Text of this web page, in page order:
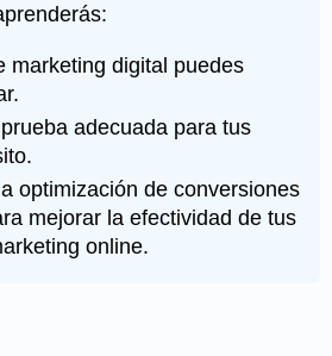
marketing digital puedes
adecuada para tus
optimización de conversiones
mejorar la efectividad de tus
online.